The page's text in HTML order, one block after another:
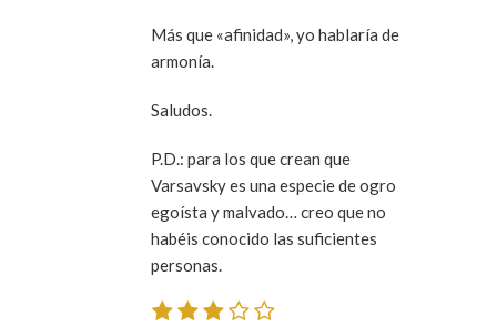
Más que «afinidad», yo hablaría de
armonía.
Saludos.
P.D.: para los que crean que
Varsavsky es una especie de ogro
egoísta y malvado… creo que no
habéis conocido las suficientes
personas.